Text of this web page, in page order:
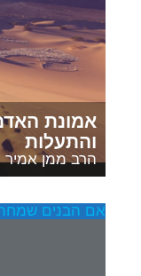
אמונת
והתעלות
הרב ממן אמיר
אם הבנים